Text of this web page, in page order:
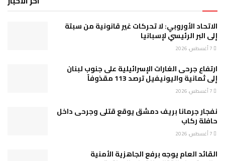
الاتحاد الأوروبي: لا تحركات غير قانونية من سبتة
إلى البر الرئيسي لإسبانيا
ارتفاع جرحى الغارات الإسرائيلية على جنوب لبنان
إلى ثمانية واليونيفيل ترصد 113 مقذوفاً
نفجار جرمانا بريف دمشق يوقع قتلى وجرحى داخل
حافلة ركاب
القائد العام يوجه برفع الجاهزية الأمنية